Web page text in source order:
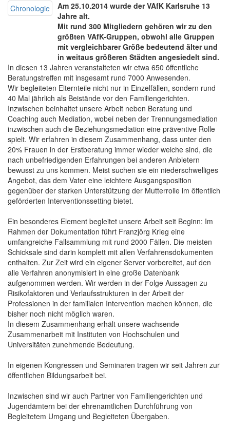
Chronologie
Am 25.10.2014 wurde der VAfK Karlsruhe 13
Jahre alt.
Mit rund 300 Mitgliedern gehören wir zu den
größten VAfK-Gruppen, obwohl alle Gruppen
mit vergleichbarer Größe bedeutend älter und
in weitaus größeren Städten angesiedelt sind.
In diesen 13 Jahren veranstalteten wir etwa 650 öffentliche
Beratungstreffen mit insgesamt rund 7000 Anwesenden.
Wir begleiteten Elternteile nicht nur in Einzelfällen, sondern rund
40 Mal jährlich als Beistände vor den Familiengerichten.
Inzwischen beinhaltet unsere Arbeit neben Beratung und
Coaching auch Mediation, wobei neben der Trennungsmediation
inzwischen auch die Beziehungsmediation eine präventive Rolle
spielt. Wir erfahren in diesem Zusammenhang, dass unter den
20% Frauen in der Erstberatung immer wieder welche sind, die
nach unbefriedigenden Erfahrungen bei anderen Anbietern
bewusst zu uns kommen. Meist suchen sie ein niederschwelliges
Angebot, das dem Vater eine leichtere Ausgangsposition
gegenüber der starken Unterstützung der Mutterrolle im öffentlich
geförderten Interventionssetting bietet.
Ein besonderes Element begleitet unsere Arbeit seit Beginn: Im
Rahmen der Dokumentation führt Franzjörg Krieg eine
umfangreiche Fallsammlung mit rund 2000 Fällen. Die meisten
Schicksale sind darin komplett mit allen Verfahrensdokumenten
enthalten. Zur Zeit wird ein eigener Server vorbereitet, auf den
alle Verfahren anonymisiert in eine große Datenbank
aufgenommen werden. Wir werden in der Folge Aussagen zu
Risikofaktoren und Verlaufsstrukturen in der Arbeit der
Professionen in der familialen Intervention machen können, die
bisher noch nicht möglich waren.
In diesem Zusammenhang erhält unsere wachsende
Zusammenarbeit mit Instituten von Hochschulen und
Universitäten zunehmende Bedeutung.
In eigenen Kongressen und Seminaren tragen wir seit Jahren zur
öffentlichen Bildungsarbeit bei.
Inzwischen sind wir auch Partner von Familiengerichten und
Jugendämtern bei der ehrenamtlichen Durchführung von
Begleitetem Umgang und Begleiteten Übergaben.